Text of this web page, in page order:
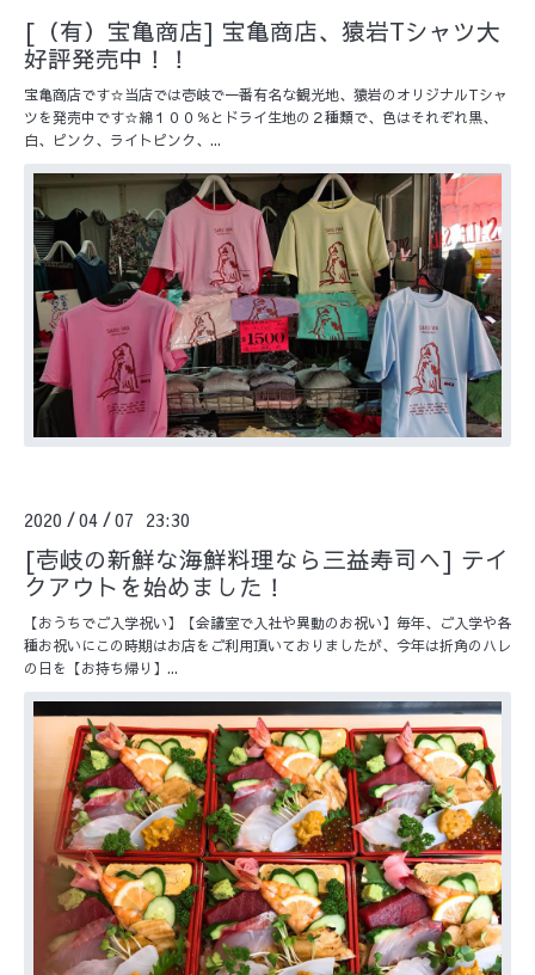
[（有）宝亀商店] 宝亀商店、猿岩Tシャツ大
好評発売中！！
宝亀商店です☆当店では壱岐で一番有名な観光地、猿岩のオリジナルTシャ
ツを発売中です☆綿１００％とドライ生地の２種類で、色はそれぞれ黒、
白、ピンク、ライトピンク、...
2020 /04 /07 23:30
[壱岐の新鮮な海鮮料理なら三益寿司へ] テイ
クアウトを始めました！
【おうちでご入学祝い】【会議室で入社や異動のお祝い】毎年、ご入学や各
種お祝いにこの時期はお店をご利用頂いておりましたが、今年は折角のハレ
の日を【お持ち帰り】...